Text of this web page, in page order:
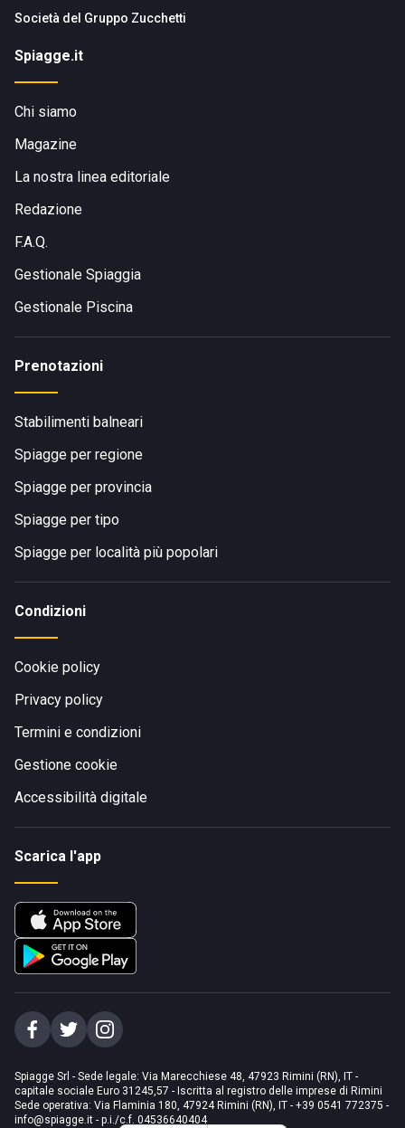
Società del Gruppo Zucchetti
Spiagge.it
Chi siamo
Magazine
La nostra linea editoriale
Redazione
F.A.Q.
Gestionale Spiaggia
Gestionale Piscina
Prenotazioni
Stabilimenti balneari
Spiagge per regione
Spiagge per provincia
Spiagge per tipo
Spiagge per località più popolari
Condizioni
Cookie policy
Privacy policy
Termini e condizioni
Gestione cookie
Accessibilità digitale
Scarica l'app
Spiagge Srl - Sede legale: Via Marecchiese 48, 47923 Rimini (RN), IT -
capitale sociale Euro 31245,57 - Iscritta al registro delle imprese di Rimini
Sede operativa: Via Flaminia 180, 47924 Rimini (RN), IT - +39 0541 772375 -
info@spiagge.it - p.i./c.f. 04536640404